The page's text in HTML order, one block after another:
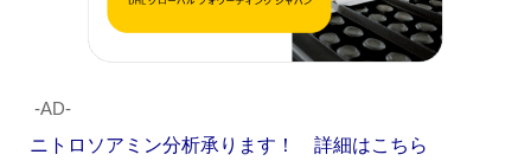
‐AD‐
ニトロソアミン分析承ります！ 詳細はこちら